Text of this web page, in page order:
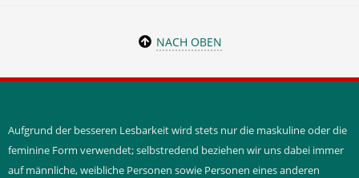
NACH OBEN
Aufgrund der besseren Lesbarkeit wird stets nur die maskuline oder die
feminine Form verwendet; selbstredend beziehen wir uns dabei immer
auf männliche, weibliche Personen sowie Personen eines anderen